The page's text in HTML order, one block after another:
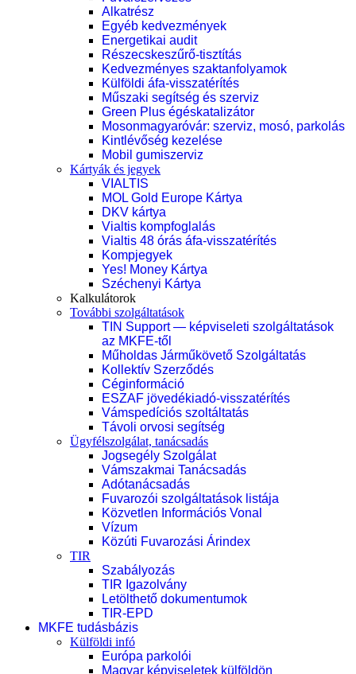
Alkatrész
Egyéb kedvezmények
Energetikai audit
Részecskeszűrő-tisztítás
Kedvezményes szaktanfolyamok
Külföldi áfa-visszatérítés
Műszaki segítség és szerviz
Green Plus égéskatalizátor
Mosonmagyaróvár: szerviz, mosó, parkolás
Kintlévőség kezelése
Mobil gumiszerviz
Kártyák és jegyek
VIALTIS
MOL Gold Europe Kártya
DKV kártya
Vialtis kompfoglalás
Vialtis 48 órás áfa-visszatérítés
Kompjegyek
Yes! Money Kártya
Széchenyi Kártya
Kalkulátorok
További szolgáltatások
TIN Support — képviseleti szolgáltatások
az MKFE-től
Műholdas Járműkövető Szolgáltatás
Kollektív Szerződés
Céginformáció
ESZAF jövedékiadó-visszatérítés
Vámspedíciós szoltáltatás
Távoli orvosi segítség
Ügyfélszolgálat, tanácsadás
Jogsegély Szolgálat
Vámszakmai Tanácsadás
Adótanácsadás
Fuvarozói szolgáltatások listája
Közvetlen Információs Vonal
Vízum
Közúti Fuvarozási Árindex
TIR
Szabályozás
TIR Igazolvány
Letölthető dokumentumok
TIR-EPD
MKFE tudásbázis
Külföldi infó
Európa parkolói
Magyar képviseletek külföldön